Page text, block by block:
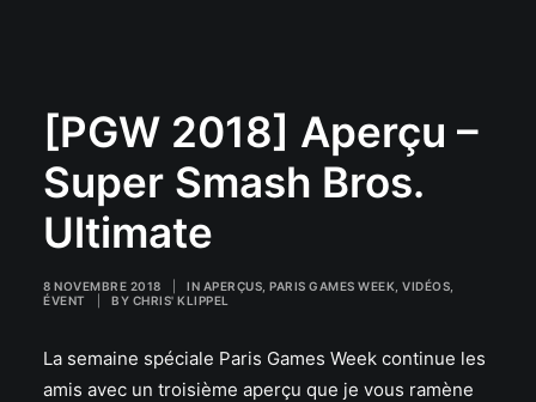
[PGW 2018] Aperçu –
Super Smash Bros.
Ultimate
8 NOVEMBRE 2018 IN APERÇUS PARIS GAMES WEEK VIDÉOS
ÉVENT
BY CHRIS' KLIPPEL
La semaine spéciale Paris Games Week continue les
amis avec un troisième aperçu que je vous ramène